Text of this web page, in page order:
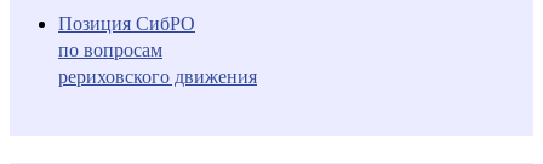
Позиция СибРО
по вопросам
рериховского движения